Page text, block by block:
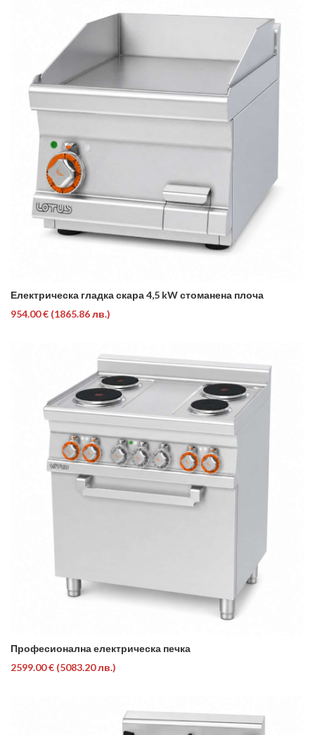
Електрическа гладка скара 4,5 kW стоманена плоча
954.00 € (1865.86 лв.)
Професионална електрическа печка
2599.00 € (5083.20 лв.)